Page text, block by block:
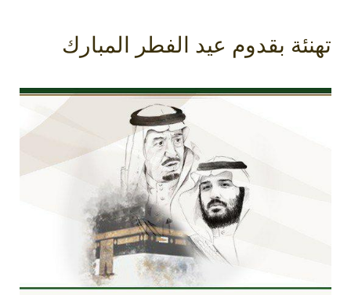
تهنئة بقدوم عيد الفطر المبارك